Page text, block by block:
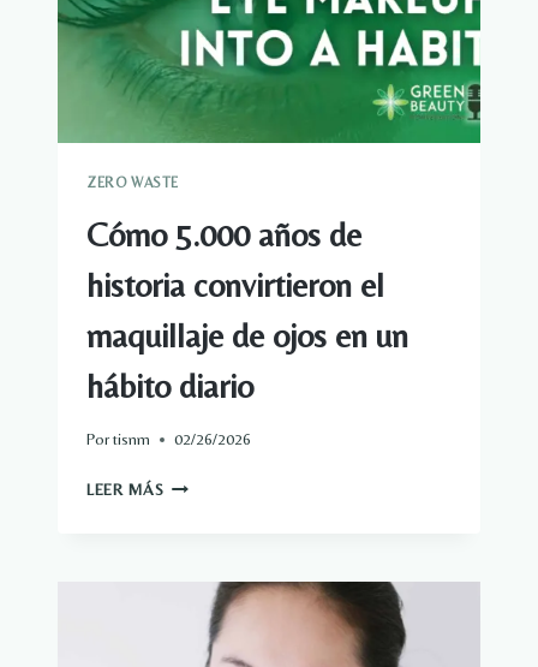
PERFECTO:
100%
PURO
ZERO WASTE
Cómo 5.000 años de
historia convirtieron el
maquillaje de ojos en un
hábito diario
Portisnm 02/26/2026
LEER MÁS CÓMO
HISTORIA
CONVIRTIERON
MAQUILLAJE